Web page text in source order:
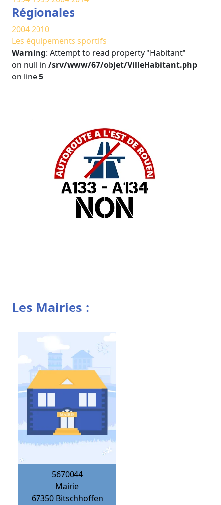
Régionales
20042010
Les équipements sportifs
Warning: Attempt to read property "Habitant"
on null in /srv/www/67/objet/VilleHabitant.php
on line5
Les Mairies :
5670044
Mairie
67350 Bitschhoffen